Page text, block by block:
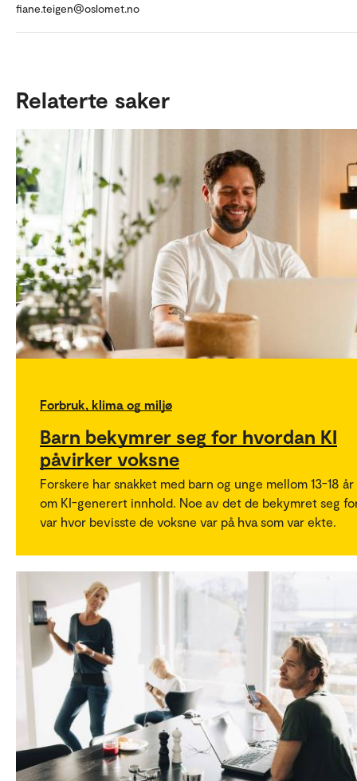
fiane.teigen@oslomet.no
Relaterte saker
Forbruk, klima og miljø
Barn bekymrer seg for hvordan KI
påvirker voksne
Forskere har snakket med barn og unge mellom 13-18 år
om KI-generert innhold. Noe av det de bekymret seg
var hvor bevisste de voksne var på hva som var ekte.